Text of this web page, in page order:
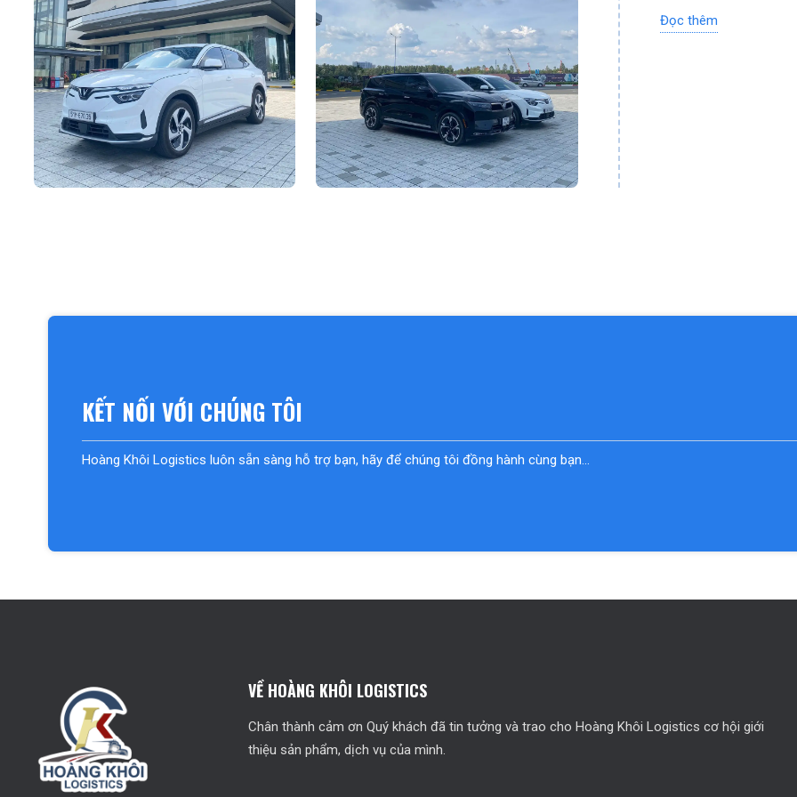
Giao xe tận nơi
Hệ thống ADAS
đi dài.
Sạc pin rẻ – tiết kiệm
Đọc thêm
KẾT NỐI VỚI CHÚNG TÔI
Hoàng Khôi Logistics luôn sẵn sàng hỗ trợ bạn, hãy để chúng tôi đồng hành cùng bạn…
VỀ HOÀNG KHÔI LOGISTICS
Chân thành cảm ơn Quý khách đã tin tưởng và trao cho Hoàng Khôi Logistics cơ hội giới
thiệu sản phẩm, dịch vụ của mình.